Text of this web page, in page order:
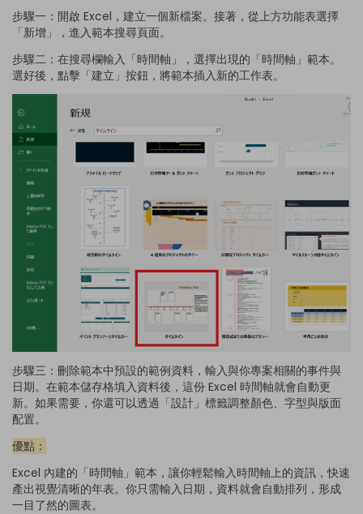
步驟一：開啟 Excel，建立一個新檔案。接著，從上方功能表選擇
「新增」，進入範本搜尋頁面。
步驟二：在搜尋欄輸入「時間軸」，選擇出現的「時間軸」範本。
選好後，點擊「建立」按鈕，將範本插入新的工作表。
步驟三：刪除範本中預設的範例資料，輸入與你專案相關的事件與
日期。在範本儲存格填入資料後，這份 Excel 時間軸就會自動更
新。如果需要，你還可以透過「設計」標籤調整顏色、字型與版面
配置。
優點：
Excel 內建的「時間軸」範本，讓你輕鬆輸入時間軸上的資訊，快速
產出視覺清晰的年表。你只需輸入日期，資料就會自動排列，形成
一目了然的圖表。